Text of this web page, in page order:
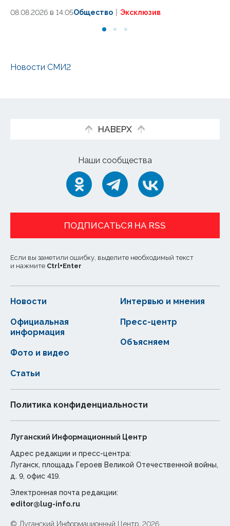
08.08.2026 в 14:05Общество Эксклюзив
Новости СМИ2
НАВЕРХ
Наши сообщества
ПОДПИСАТЬСЯ НА RSS
Если вы заметили ошибку, выделите необходимый текст
и нажмите Ctrl+Enter
Новости
Статьи
Официальная
информация
Интервью и мнения
Фото и видео
Пресс-центр
Объясняем
Политика конфиденциальности
Луганский Информационный Центр
Адрес редакции и пресс-центра:
Луганск, площадь Героев Великой Отечественной войны,
д. 9, офис 419.
Электронная почта редакции:
editor@lug-info.ru
© Луганский Информационный Центр, 2026